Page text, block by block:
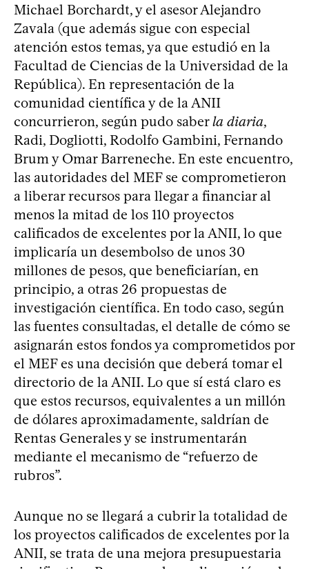
Michael Borchardt, y el asesor Alejandro
Zavala (que además sigue con especial
atención estos temas, ya que estudió en la
Facultad de Ciencias de la Universidad de la
República). En representación de la
comunidad científica y de la ANII
concurrieron, según pudo saberla diaria,
Radi, Dogliotti, Rodolfo Gambini, Fernando
Brum y Omar Barreneche. En este encuentro,
las autoridades del MEF se comprometieron
a liberar recursos para llegar a financiar al
menos la mitad de los 110 proyectos
calificados de excelentes por la ANII, lo que
implicaría un desembolso de unos 30
millones de pesos, que beneficiarían, en
principio, a otras 26 propuestas de
investigación científica. En todo caso, según
las fuentes consultadas, el detalle de cómo se
asignarán estos fondos ya comprometidos por
el MEF es una decisión que deberá tomar el
directorio de la ANII. Lo que sí está claro es
que estos recursos, equivalentes a un millón
de dólares aproximadamente, saldrían de
Rentas Generales y se instrumentarán
mediante el mecanismo de “refuerzo de
rubros”.
Aunque no se llegará a cubrir la totalidad de
los proyectos calificados de excelentes por la
ANII, se trata de una mejora presupuestaria